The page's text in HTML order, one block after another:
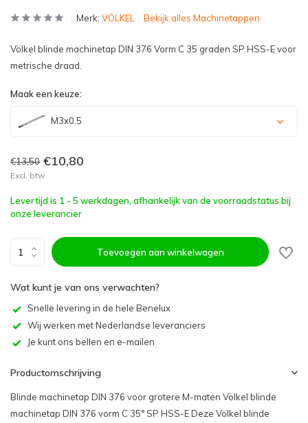
Merk: VÖLKEL Bekijk alles Machinetappen
Völkel blinde machinetap DIN 376 Vorm C 35 graden SP HSS-E voor
metrische draad.
Maak een keuze:
M3x0.5
€13,50 €10,80
Excl. btw
Levertijd is 1 - 5 werkdagen, afhankelijk van de voorraadstatus bij
onze leverancier
Toevoegen aan winkelwagen
Wat kunt je van ons verwachten?
Snelle levering in de hele Benelux
Wij werken met Nederlandse leveranciers
Je kunt ons bellen en e-mailen
Productomschrijving
Blinde machinetap DIN 376 voor grotere M-maten Völkel blinde
machinetap DIN 376 vorm C 35° SP HSS-E Deze Völkel blinde